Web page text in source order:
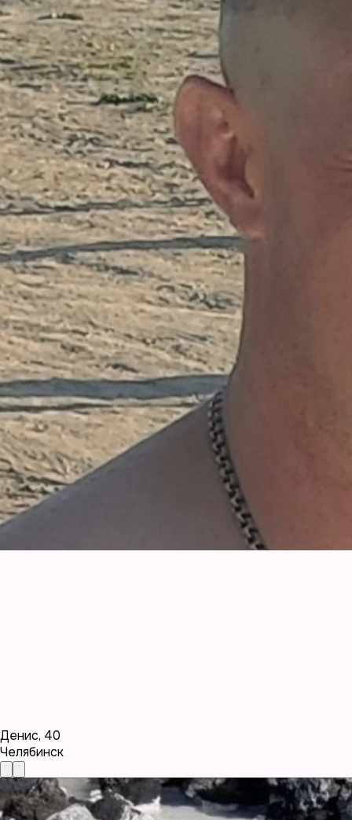
Денис, 40
Челябинск